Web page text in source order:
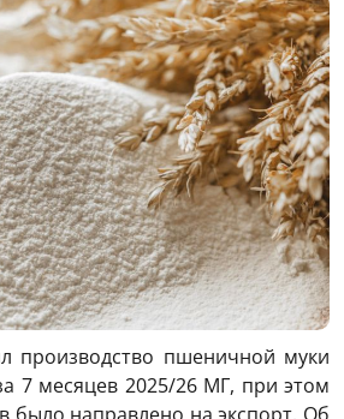
производство пшеничной муки
7 месяцев 2025/26 МГ, при этом